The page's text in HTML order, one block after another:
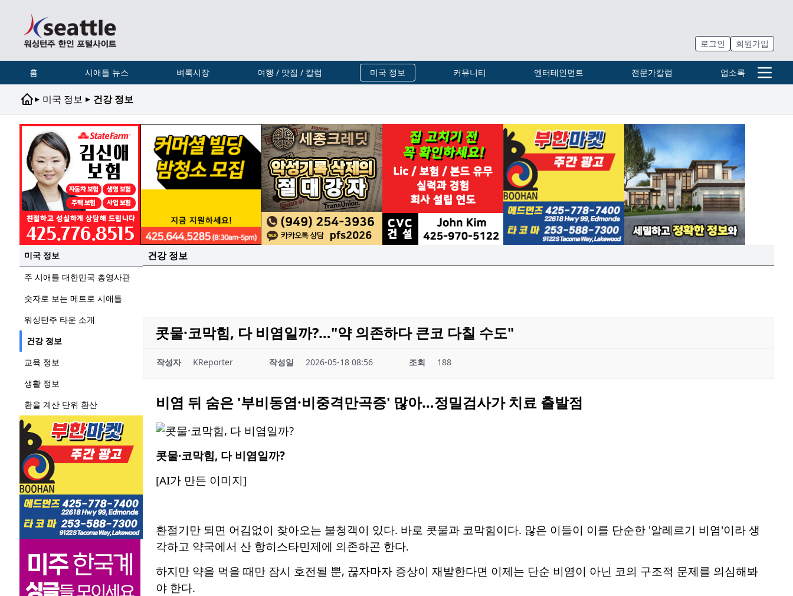
로그인 회원가입
홈 시애틀 뉴스 벼룩시장 여행 / 맛집 / 칼럼 미국 정보 커뮤니티 엔터테인먼트 전문가칼럼 업소록
▸ 미국 정보 ▸ 건강 정보
미국 정보
주 시애틀 대한민국 총영사관
숫자로 보는 메트로 시애틀
워싱턴주 타운 소개
건강 정보
교육 정보
생활 정보
환율 계산 단위 환산
건강 정보
콧물·코막힘, 다 비염일까?…"약 의존하다 큰코 다칠 수도"
작성자 KReporter 작성일 2026-05-18 08:56 조회 188
비염 뒤 숨은 '부비동염·비중격만곡증' 많아…정밀검사가 치료 출발점
콧물·코막힘, 다 비염일까?
[AI가 만든 이미지]
환절기만 되면 어김없이 찾아오는 불청객이 있다. 바로 콧물과 코막힘이다. 많은 이들이 이를 단순한 '알레르기 비염'이라 생
각하고 약국에서 산 항히스타민제에 의존하곤 한다.
하지만 약을 먹을 때만 잠시 호전될 뿐, 끊자마자 증상이 재발한다면 이제는 단순 비염이 아닌 코의 구조적 문제를 의심해봐
야 한다.